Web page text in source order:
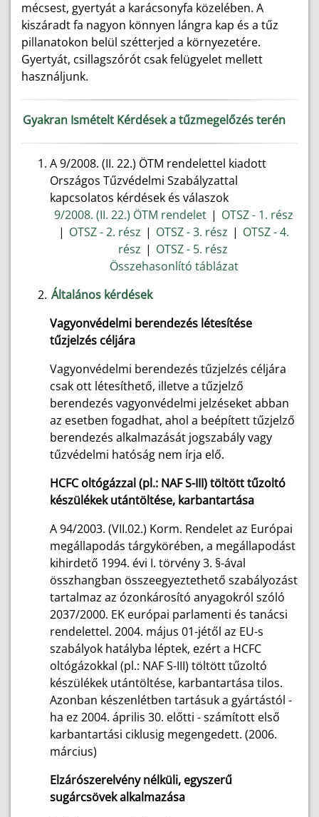
mécsest, gyertyát a karácsonyfa közelében. A
kiszáradt fa nagyon könnyen lángra kap és a tűz
pillanatokon belül szétterjed a környezetére.
Gyertyát, csillagszórót csak felügyelet mellett
használjunk.
Gyakran Ismételt Kérdések a tűzmegelőzés terén
A 9/2008. (II. 22.) ÖTM rendelettel kiadott
Országos Tűzvédelmi Szabályzattal
kapcsolatos kérdések és válaszok
9/2008. (II. 22.) ÖTM rendelet | OTSZ - 1. rész
| OTSZ - 2. rész | OTSZ - 3. rész | OTSZ - 4.
rész | OTSZ - 5. rész
Összehasonlító táblázat
Általános kérdések
Vagyonvédelmi berendezés létesítése
tűzjelzés céljára
Vagyonvédelmi berendezés tűzjelzés céljára
csak ott létesíthető, illetve a tűzjelző
berendezés vagyonvédelmi jelzéseket abban
az esetben fogadhat, ahol a beépített tűzjelző
berendezés alkalmazását jogszabály vagy
tűzvédelmi hatóság nem írja elő.
HCFC oltógázzal (pl.: NAF S-III) töltött tűzoltó
készülékek utántöltése, karbantartása
A 94/2003. (VII.02.) Korm. Rendelet az Európai
megállapodás tárgykörében, a megállapodást
kihirdető 1994. évi I. törvény 3. §-ával
összhangban összeegyeztethető szabályozást
tartalmaz az ózonkárosító anyagokról szóló
2037/2000. EK európai parlamenti és tanácsi
rendelettel. 2004. május 01-jétől az EU-s
szabályok hatályba léptek, ezért a HCFC
oltógázokkal (pl.: NAF S-III) töltött tűzoltó
készülékek utántöltése, karbantartása tilos.
Azonban készenlétben tartásuk a gyártástól -
ha ez 2004. április 30. előtti - számított első
karbantartási ciklusig megengedett. (2006.
március)
Elzárószerelvény nélküli, egyszerű
sugárcsövek alkalmazása